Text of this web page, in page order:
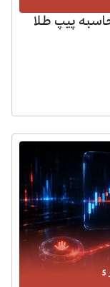
پیپ طلا